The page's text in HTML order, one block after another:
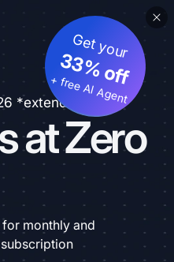
*extended
at Zero
Get your
33% off
+ free AI Agent
for monthly and